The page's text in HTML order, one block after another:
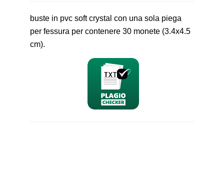
buste in pvc soft crystal con una sola piega
per fessura per contenere 30 monete (3.4x4.5
cm).